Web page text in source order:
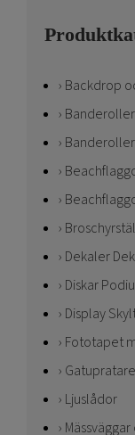
Backdrop
Dekaler
Diskar
Display
Fototapet
Ljuslådor